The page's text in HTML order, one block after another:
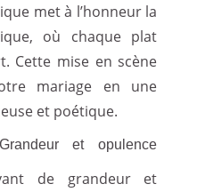
met à l’honneur la
où chaque plat
Cette mise en scène
mariage en une
et poétique.
et opulence
de grandeur et